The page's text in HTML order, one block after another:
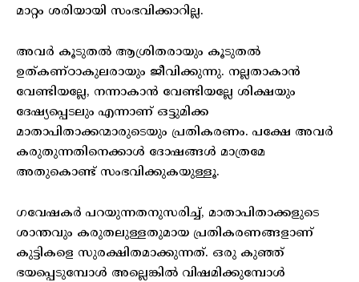
മാറ്റം ശരിയായി സംഭവിക്കാറില്ല.
അവർ കൂടുതൽ ആശ്രിതരായും കൂടുതൽ
ഉത്കണ്ഠാകുലരായും ജീവിക്കുന്നു. നല്ലതാകാൻ
വേണ്ടിയല്ലേ, നന്നാകാൻ വേണ്ടിയല്ലേ ശിക്ഷയും
ദേഷ്യപ്പെടലും എന്നാണ് ഒട്ടുമിക്ക
മാതാപിതാക്കന്മാരുടെയും പ്രതികരണം. പക്ഷേ അവർ
കരുതുന്നതിനെക്കാൾ ദോഷങ്ങൾ മാത്രമേ
അതുകൊണ്ട് സംഭവിക്കുകയുള്ളൂ.
ഗവേഷകർ പറയുന്നതനുസരിച്ച്, മാതാപിതാക്കളുടെ
ശാന്തവും കരുതലുള്ളതുമായ പ്രതികരണങ്ങളാണ്
കുട്ടികളെ സുരക്ഷിതമാക്കുന്നത്. ഒരു കുഞ്ഞ്
ഭയപ്പെടുമ്പോൾ അല്ലെങ്കിൽ വിഷമിക്കുമ്പോൾ